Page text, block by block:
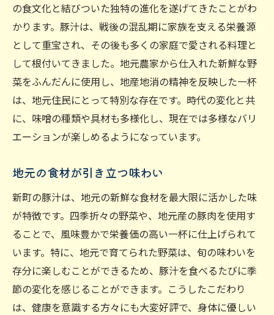
新町の豚汁がもたらす心地よい満足感
心も体も温まる新町の豚汁究極の一杯
一杯の豚汁が心に与える癒し
寒い季節にぴったりな豚汁の魅力
新町で味わう豚汁の豊かな風味
豚汁のあたたかさが育むコミュニティ
究極の一杯を求めて新町へ
地元で愛される新町の豚汁特集
地元の人々が語る豚汁の魅力
新町ならではの豚汁のお店
豚汁が新町で愛される理由
新町の豚汁を支える食材の秘密
豚汁と共に楽しむ新町の風景
地元の豚汁を支える人々の情熱
の食文化と結びついた独特の進化を遂げてきたことがわ
かります。豚汁は、戦後の混乱期に家族を支える栄養源
として重宝され、その後も多くの家庭で愛される料理と
して根付いてきました。地元農家から仕入れた新鮮な野
菜をふんだんに使用し、地産地消の精神を反映した一杯
は、地元住民にとって特別な存在です。時代の変化と共
に、味噌の種類や具材も多様化し、現在では多様なバリ
エーションが楽しめるようになっています。
地元の食材が引き立つ味わい
新町の豚汁は、地元の新鮮な食材を最大限に活かした味
が特徴です。四季折々の野菜や、地元産の豚肉を使用す
ることで、風味豊かで栄養価の高い一杯に仕上げられて
います。特に、地元で育てられた野菜は、旬の味わいを
存分に楽しむことができるため、豚汁を食べるたびに季
節の変化を感じることができます。こうしたこだわり
は、健康を意識する方々にも大変好評で、身体に優しい